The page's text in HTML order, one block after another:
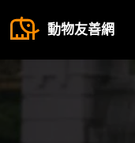
動物友善網